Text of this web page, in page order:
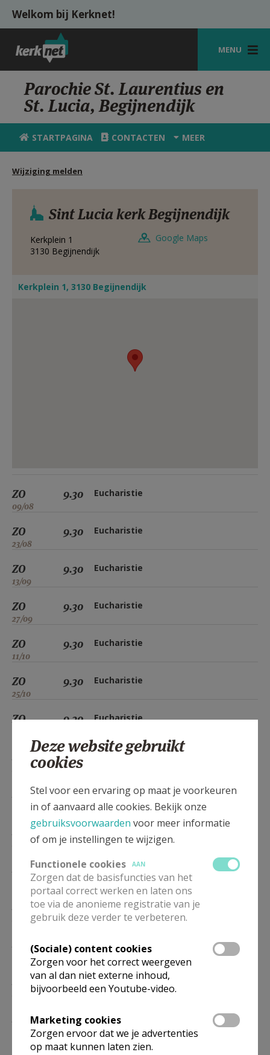
Overslaan en naar de inhoud gaan
Welkom bij Kerknet!
MENU
STARTPAGINA
KERK
VIERINGEN
HULP
MIJN PAROCHIE
AANMELDEN OF REGISTREREN
Parochie St. Laurentius en
St. Lucia, Begijnendijk
STARTPAGINA CONTACTEN MEER
Wijziging melden
Sint Lucia kerk Begijnendijk
Kerkplein 1
3130 Begijnendijk
Google Maps
Kerkplein 1, 3130 Begijnendijk
ZO
09/08
9.30 Eucharistie
ZO
23/08
9.30 Eucharistie
ZO
13/09
9.30 Eucharistie
ZO
27/09
9.30 Eucharistie
ZO
11/10
9.30 Eucharistie
ZO
25/10
9.30 Eucharistie
ZO 9.30 Eucharistie
9.30 Eucharistie
9.30 Eucharistie
27/12
9.30 Eucharistie
10/01
9.30 Eucharistie
24/01
9.30 Eucharistie
14/02
9.30 Eucharistie
28/02
9.30 Eucharistie
14/03
9.30 Eucharistie
Deze website gebruikt
cookies
Stel voor een ervaring op maat je voorkeuren
in of aanvaard alle cookies. Bekijk onze
gebruiksvoorwaarden voor meer informatie
of om je instellingen te wijzigen.
Functionele cookies
AAN
Zorgen dat de basisfuncties van het
portaal correct werken en laten ons
toe via de anonieme registratie van je
gebruik deze verder te verbeteren.
(Sociale) content cookies
Zorgen voor het correct weergeven
van al dan niet externe inhoud,
bijvoorbeeld een Youtube-video.
Marketing cookies
Zorgen ervoor dat we je advertenties
op maat kunnen laten zien.